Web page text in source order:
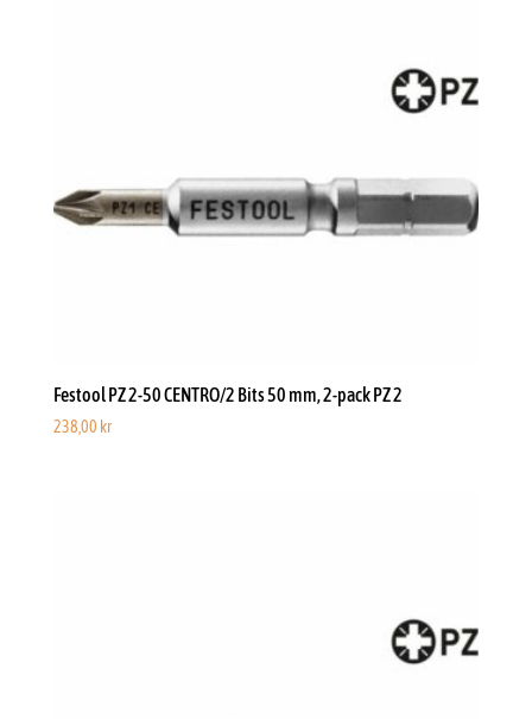
Festool PZ 2-50 CENTRO/2 Bits 50 mm, 2-pack PZ 2
238,00 kr